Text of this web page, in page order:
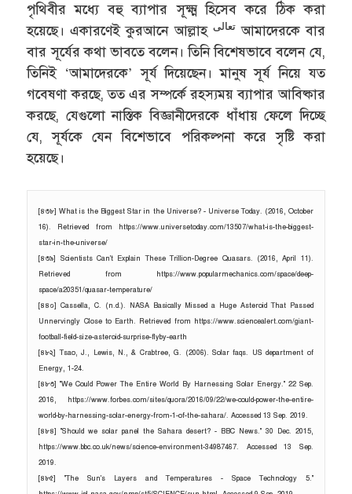
পৃথিবীর মধ্যে বহু ব্যাপার সূক্ষ্ম হিসেব করে ঠিক করা
হয়েছে। একারণেই কুরআনে আল্লাহ تعالىআমাদেরকে বার
বার সূর্যের কথা ভাবতে বলেন। তিনি বিশেষভাবে বলেন যে,
তিনিই ‘আমাদেরকে’ সূর্য দিয়েছেন। মানুষ সূর্য নিয়ে যত
গবেষণা করছে, তত এর সম্পর্কে রহস্যময় ব্যাপার আবিষ্কার
করছে, যেগুলো নাস্তিক বিজ্ঞানীদেরকে ধাঁধায় ফেলে দিচ্ছে
যে, সূর্যকে যেন বিশেভাবে পরিকল্পনা করে সৃষ্টি করা
হয়েছে।